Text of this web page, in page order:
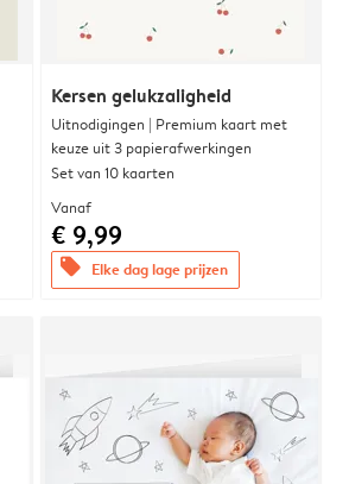
Kersen gelukzaligheid
Uitnodigingen | Premium kaart met
keuze uit 3 papierafwerkingen
Set van 10 kaarten
Vanaf
€ 9,99
offers Elke dag lage prijzen